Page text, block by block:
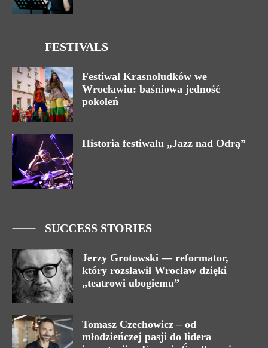
FESTIVALS
Festiwal Krasnoludków we
Wrocławiu: baśniowa jedność
pokoleń
Historia festiwalu „Jazz nad Odrą”
SUCCESS STORIES
Jerzy Grotowski — reformator,
który rozsławił Wrocław dzięki
„teatrowi ubogiemu”
Tomasz Czechowicz – od
młodzieńczej pasji do lidera